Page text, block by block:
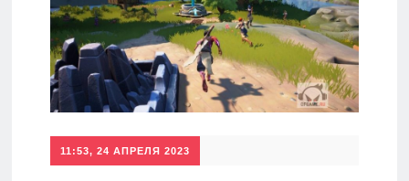
11:53, 24 АПРЕЛЯ 2023